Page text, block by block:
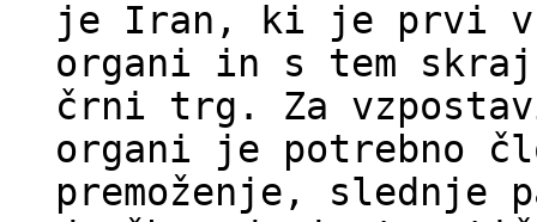
je Iran, ki je prvi
organi in s tem
črni trg. Za
organi je potrebno
premoženje, slednje